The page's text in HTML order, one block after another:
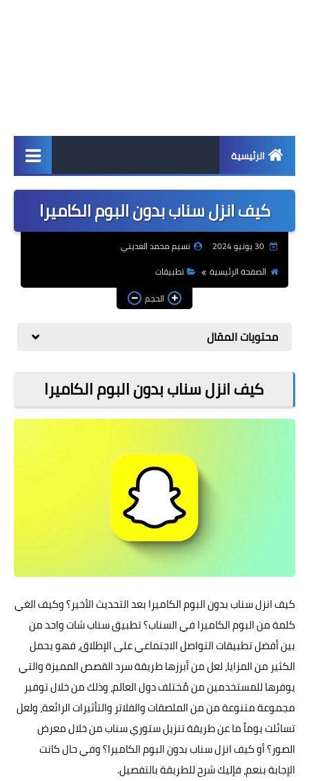
الرئيسية
اخبار
ابل
اندرويد
ويندوز
مراجعات
الربح من الانترنت
كيف انزل سناب بدون البوم الكاميرا
30 يونيو 2024
نسيم محمد العديني
الصفحة الرئيسية
تطبيقات
الحجم
محتويات المقال
كيف انزل سناب بدون البوم الكاميرا
كيف انزل سناب بدون البوم الكاميرا بعد التحديث الأخير؟ وكيف الغي
كلمة من البوم الكاميرا فيالسناب؟ تطبيق سناب شات واحد من
بين أفضل تطبيقات التواصل الاجتماعي على الإطلاق، فهو يحمل
الكثير من المزايا، لعل من أبرزها طريقة سرد القصص المميزة والتي
يوفرها للمستخدمين من مُختلف دول العالم، وذلك من خلال توفير
مجموعة متنوعة من من الملصقات والفلاتر والتأثيرات الرائعة، ولعل
تسائلت يوماً ما عن طريقة تنزيل ستوري سناب من خلال معرض
الصور؟ أو كيف انزل سناب بدون البوم الكاميرا؟ وفي حال كانت
الإجابة بنعم، فإليك شرح للطريقة بالتفصيل.